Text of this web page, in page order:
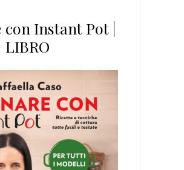
Instant Pot |
LIBRO